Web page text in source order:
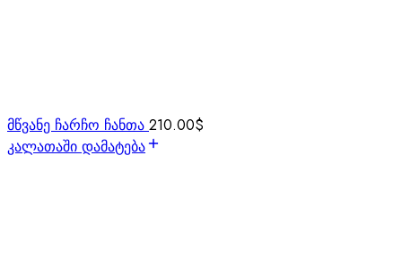
მწვანე ჩარჩო ჩანთა 210.00$
კალათაში დამატება